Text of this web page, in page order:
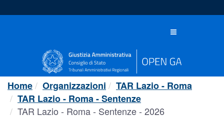
al
Toggle
Home Organizzazioni
TAR Lazio - Roma
TAR Lazio - Roma - Sentenze
TAR Lazio - Roma - Sentenze - 2026